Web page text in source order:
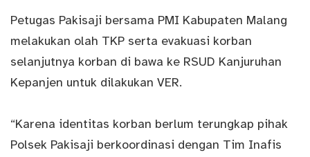
Petugas Pakisaji bersama PMI Kabupaten Malang
melakukan olah TKP serta evakuasi korban
selanjutnya korban di bawa ke RSUD Kanjuruhan
Kepanjen untuk dilakukan VER.
“Karena identitas korban berlum terungkap pihak
Polsek Pakisaji berkoordinasi dengan Tim Inafis